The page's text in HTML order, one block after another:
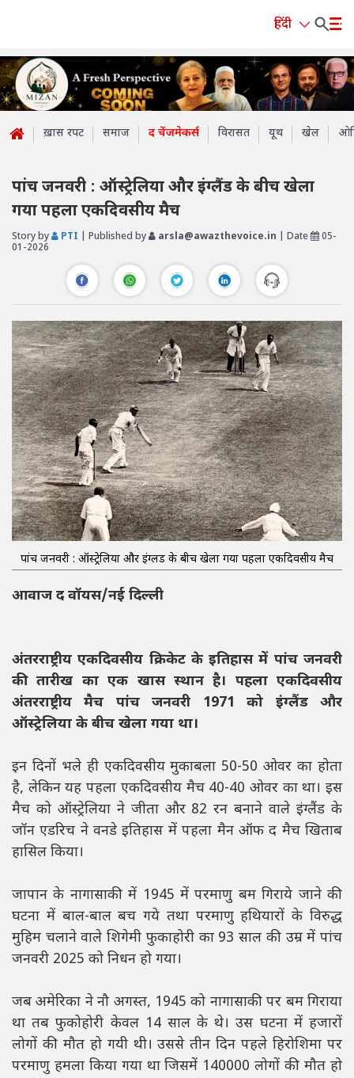
हिंदी
ख़ास रपट समाज द चेंजमेकर्स विरासत यूथ खेल
पांच जनवरी : ऑस्ट्रेलिया और इंग्लैंड के बीच खेला
गया पहला एकदिवसीय मैच
Story by PTI | Published by arsla@awazthevoice.in | Date
05-
01-2026
पांच जनवरी : ऑस्ट्रेलिया और इंग्लैंड के बीच खेला गया पहला एकदिवसीय मैच
आवाज द वॉयस/नई दिल्ली
अंतरराष्ट्रीय एकदिवसीय क्रिकेट के इतिहास में पांच जनवरी
की तारीख का एक खास स्थान है। पहला एकदिवसीय
अंतरराष्ट्रीय मैच पांच जनवरी 1971 को इंग्लैंड और
ऑस्ट्रेलिया के बीच खेला गया था।
इन दिनों भले ही एकदिवसीय मुकाबला 50-50 ओवर का होता
है, लेकिन यह पहला एकदिवसीय मैच 40-40 ओवर का था। इस
मैच को ऑस्ट्रेलिया ने जीता और 82 रन बनाने वाले इंग्लैंड के
जॉन एडरिच ने वनडे इतिहास में पहला मैन ऑफ द मैच खिताब
हासिल किया।
जापान के नागासाकी में 1945 में परमाणु बम गिराये जाने की
घटना में बाल-बाल बच गये तथा परमाणु हथियारों के विरुद्ध
मुहिम चलाने वाले शिगेमी फुकाहोरी का 93 साल की उम्र में पांच
जनवरी 2025 को निधन हो गया।
जब अमेरिका ने नौ अगस्त, 1945 को नागासाकी पर बम गिराया
था तब फुकोहोरी केवल 14 साल के थे। उस घटना में हजारों
लोगों की मौत हो गयी थी। उससे तीन दिन पहले हिरोशिमा पर
परमाणु हमला किया गया था जिसमें 140000 लोगों की मौत हो